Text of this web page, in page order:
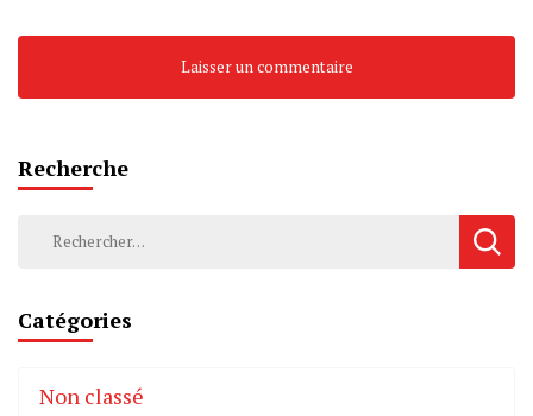
Recherche
Rechercher :
Catégories
Non classé